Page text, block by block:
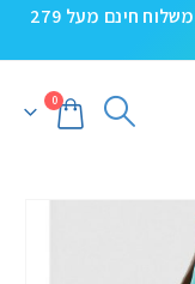
5% הנחה קופון TAKE5 בקניית 2 מוצרים. משלוח חינם מעל 279
0